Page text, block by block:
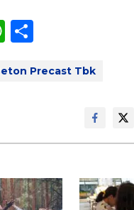
W
at
p
ar
Precast Tbk